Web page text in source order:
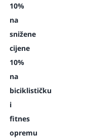
10%
na
snižene
cijene
10%
na
biciklističku
i
fitnes
opremu